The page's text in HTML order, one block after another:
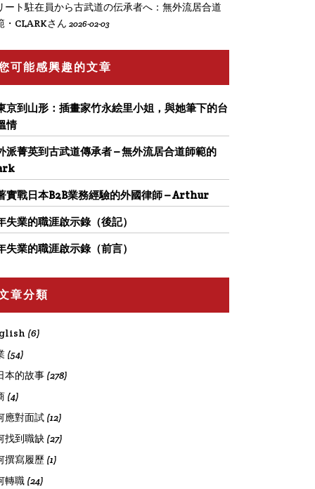
ート駐在員から古武道の伝承者へ：無外流居合道
・CLARKさん 2026-02-03
可能感興趣的文章
京到山形：插畫家竹永絵里小姐，與她筆下的台
情
派菁英到古武道傳承者 – 無外流居合道師範的
實戰日本B2B業務經驗的外國律師 – Arthur
失業的職涯啟示錄（後記）
失業的職涯啟示錄（前言）
章分類
(6)
(54)
本的故事 (278)
(4)
應對面試 (12)
找到職缺 (27)
撰寫履歷 (1)
轉職 (24)